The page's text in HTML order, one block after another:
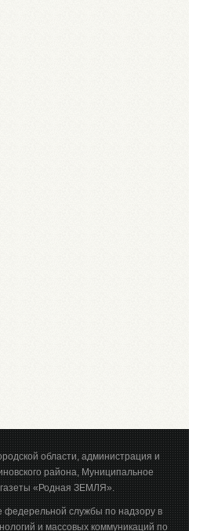
области, администрация и
района, Муниципальное
«Родная ЗЕМЛЯ».
федерельной службы по надзору в
и массовых коммуникаций по